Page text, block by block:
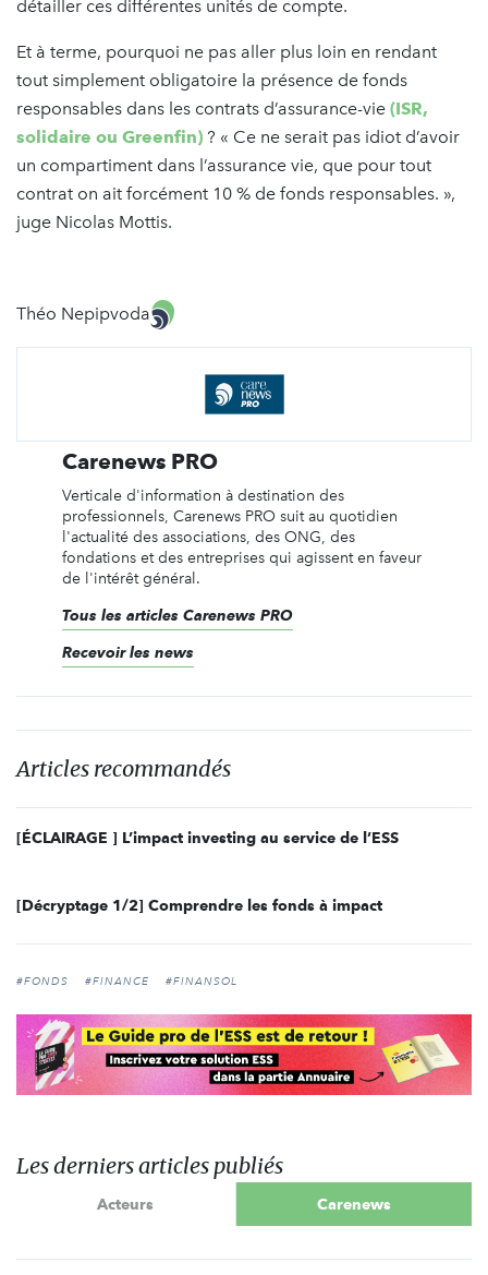
détailler ces différentes unités de compte.
Et à terme, pourquoi ne pas aller plus loin en rendant
tout simplement obligatoire la présence de fonds
responsables dans les contrats d’assurance-vie (ISR,
solidaire ou Greenfin) ? « Ce ne serait pas idiot d’avoir
un compartiment dans l’assurance vie, que pour tout
contrat on ait forcément 10 % de fonds responsables. »,
juge Nicolas Mottis.
Théo Nepipvoda
Carenews PRO
Verticale d'information à destination des
professionnels, Carenews PRO suit au quotidien
l'actualité des associations, des ONG, des
fondations et des entreprises qui agissent en faveur
de l'intérêt général.
Tous les articles Carenews PRO
Recevoir les news
Articles recommandés
[ÉCLAIRAGE ] L’impact investing au service de l’ESS
[Décryptage 1/2] Comprendre les fonds à impact
#FONDS #FINANCE #FINANSOL
Les derniers articles publiés
Acteurs Carenews